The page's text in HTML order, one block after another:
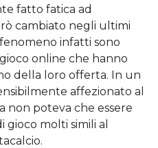
fatto fatica ad
cambiato negli ultimi
infatti sono
online che hanno
della loro offerta. In un
affezionato al
non poteva che essere
gioco molti simili al